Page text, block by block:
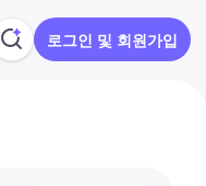
로그인 및 회원가입